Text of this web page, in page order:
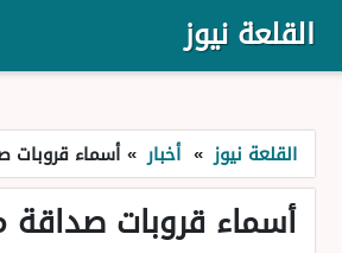
القلعة نيوز
القلعة نيوز » أخبار » أسماء قروبات
أسماء قروبات صداقة